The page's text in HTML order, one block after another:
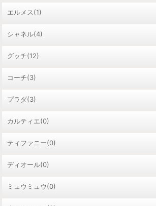
エルメス(1)
シャネル(4)
グッチ(12)
コーチ(3)
プラダ(3)
カルティエ(0)
ティファニー(0)
ディオール(0)
ミュウミュウ(0)